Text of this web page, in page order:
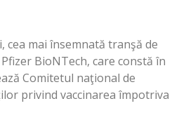
cea mai însemnată tranşă de
BioNTech, care constă în
Comitetul naţional de
privind vaccinarea împotriva